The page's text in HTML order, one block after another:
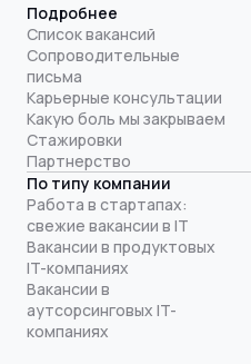
Подробнее
Список вакансий
Сопроводительные
письма
Карьерные консультации
Какую боль мы закрываем
Стажировки
Партнерство
По типу компании
Работа в стартапах:
свежие вакансии в IT
Вакансии в продуктовых
IT-компаниях
Вакансии в
аутсорсинговых IT-
компаниях